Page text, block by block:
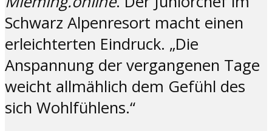
Schwarz Alpenresort macht einen
erleichterten Eindruck. „Die
Anspannung der vergangenen Tage
weicht allmählich dem Gefühl des
sich Wohlfühlens.“